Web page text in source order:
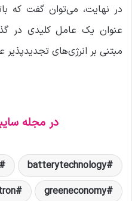
در نهایت، می‌توان گفت که
عنوان یک عامل کلیدی در
مبتنی بر انرژی‌های تجدیدپذیر
در مجله
batterytechnology
greeneconomy